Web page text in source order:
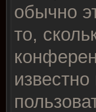
обычно
то,